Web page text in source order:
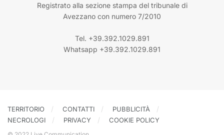
Registrato alla sezione stampa del tribunale di
Avezzano con numero 7/2010
Tel. +39.392.1029.891
Whatsapp +39.392.1029.891
TERRITORIO CONTATTI
PUBBLICITÀ
NECROLOGI
PRIVACY COOKIE POLICY